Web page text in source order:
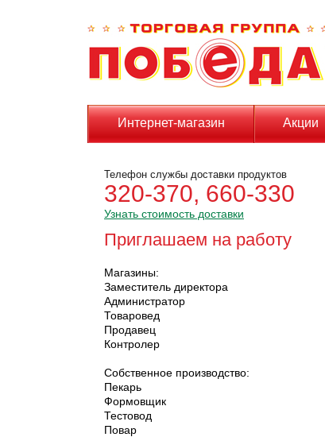
Интернет-магазин Акции
Телефон службы доставки продуктов
320-370, 660-330
Узнать стоимость доставки
Приглашаем на работу
Магазины:
Заместитель директора
Администратор
Товаровед
Продавец
Контролер
Собственное производство:
Пекарь
Формовщик
Тестовод
Повар